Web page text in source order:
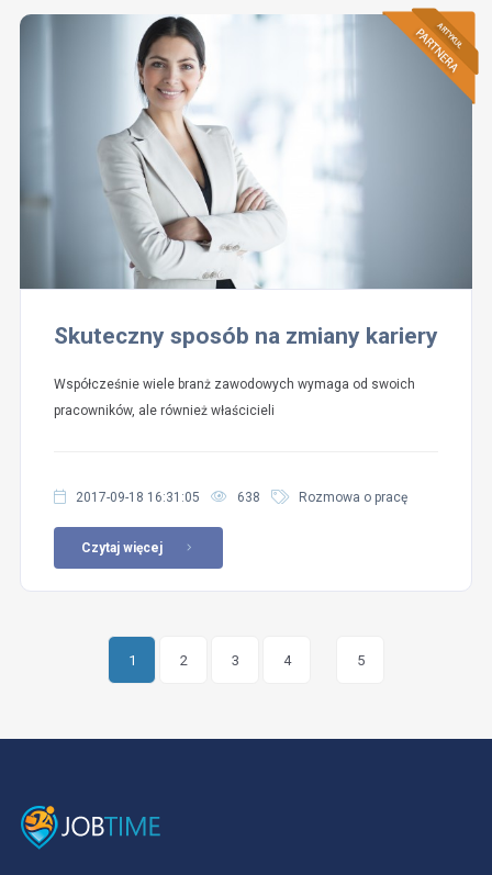
Skuteczny sposób na zmiany kariery
Współcześnie wiele branż zawodowych wymaga od swoich
pracowników, ale również właścicieli
2017-09-18 16:31:05 638 Rozmowa o pracę
Czytaj więcej
1 2 3 4 5